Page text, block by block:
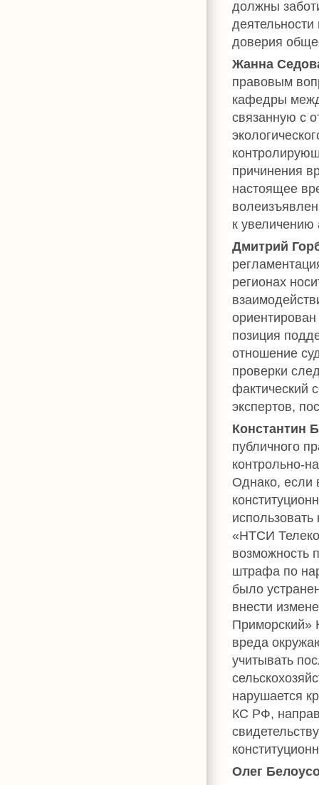
должны
доверия
Жанна
правовым
кафедры
связанную с
причинения
настоящее
к увеличению
Дмитрий
регионах
позиция
отношение
проверки
фактический
экспертов,
Константин
публичного
контрольно-
Однако, если
«НТСИ
возможность
штрафа по
было
внести
Приморский»
вреда
учитывать
нарушается
КС РФ,
Олег